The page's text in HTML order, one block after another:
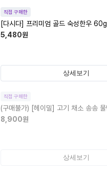
직접 구매한
[다시다] 프리미엄 골드 숙성한우 60g
5,480원
상세보기
직접 구매한
(구매불가) [헤이밀] 고기 채소 송송
8,900원
상세보기